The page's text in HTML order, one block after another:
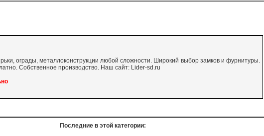
ограды, металлоконструкции любой сложности. Широкий выбор замков и фурнитуры.
Собственное производство. Наш сайт: Lider-sd.ru
Последние в этой категории: